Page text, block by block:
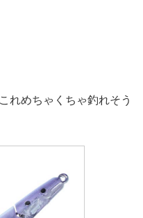
れめちゃくちゃ釣れそう